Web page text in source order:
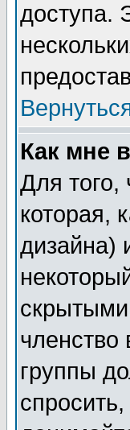
доступа.
Как мне
Для того,
которая,
дизайна)
членство
группы